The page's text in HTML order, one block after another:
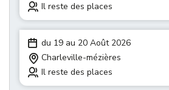
Il reste des places
du 19 au 20 Août 2026
Charleville-mézières
Il reste des places